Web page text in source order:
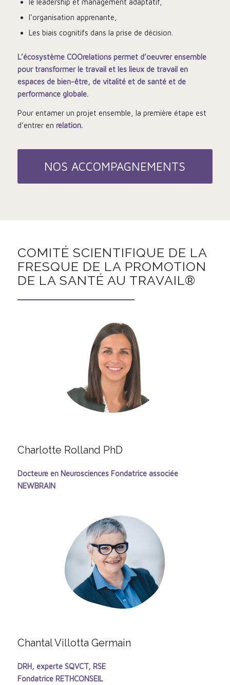
le leadership et management adaptatif,
l’organisation apprenante,
Les biais cognitifs dans la prise de décision.
L’écosystème COOrelations permet d’oeuvrer ensemble
pour transformer le travail et les lieux de travail en
espaces de bien-être, de vitalité et de santé et de
performance globale.
Pour entamer un projet ensemble, la première étape est
d’entrer en relation.
NOS ACCOMPAGNEMENTS
COMITÉ SCIENTIFIQUE DE LA
FRESQUE DE LA PROMOTION
DE LA SANTÉ AU TRAVAIL®
Charlotte Rolland PhD
Docteure en Neurosciences Fondatrice associée
NEWBRAIN
Chantal Villotta Germain
DRH, experte SQVCT, RSE
Fondatrice RETHCONSEIL